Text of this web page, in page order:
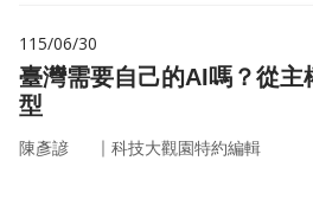
115/06/30
臺灣需要自己的AI嗎？從主
型
陳彥諺 ｜ 科技大觀園特約編輯